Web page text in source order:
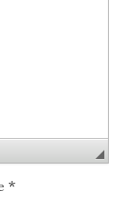
*